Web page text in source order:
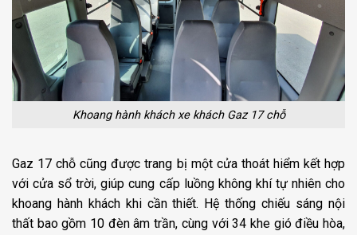
Khoang hành khách xe khách Gaz 17 chỗ
Gaz 17 chỗ cũng được trang bị một cửa thoát hiểm kết hợp
với cửa sổ trời, giúp cung cấp luồng không khí tự nhiên cho
khoang hành khách khi cần thiết. Hệ thống chiếu sáng nội
thất bao gồm 10 đèn âm trần, cùng với 34 khe gió điều hòa,